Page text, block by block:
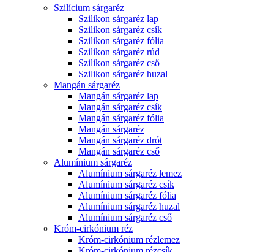
Szilícium sárgaréz
Szilikon sárgaréz lap
Szilikon sárgaréz csík
Szilikon sárgaréz fólia
Szilikon sárgaréz rúd
Szilikon sárgaréz cső
Szilikon sárgaréz huzal
Mangán sárgaréz
Mangán sárgaréz lap
Mangán sárgaréz csík
Mangán sárgaréz fólia
Mangán sárgaréz
Mangán sárgaréz drót
Mangán sárgaréz cső
Alumínium sárgaréz
Alumínium sárgaréz lemez
Alumínium sárgaréz csík
Alumínium sárgaréz fólia
Alumínium sárgaréz huzal
Alumínium sárgaréz cső
Króm-cirkónium réz
Króm-cirkónium rézlemez